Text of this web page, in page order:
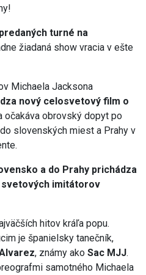
turné na
žiadaná show vracia v ešte
Michaela Jacksona
nový celosvetový film o
očakáva obrovský dopyt po
slovenských miest a Prahy v
a do Prahy prichádza
svetových imitátorov
hitov kráľa popu.
je španielsky tanečník,
, známy ako Sac MJJ.
samotného Michaela